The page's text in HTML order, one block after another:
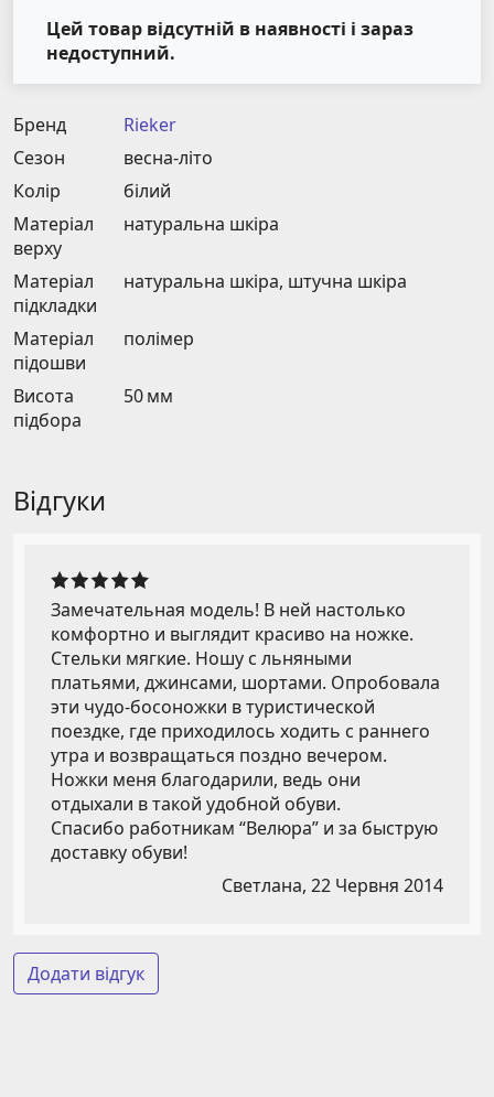
Цей товар відсутній в наявності і зараз
недоступний.
Бренд
Rieker
Сезон
весна-літо
Колір
білий
Матеріал
верху
натуральна шкіра
Матеріал
підкладки
натуральна шкіра, штучна шкіра
Матеріал
підошви
полімер
Висота
підбора
50 мм
Відгуки
Замечательная модель! В ней настолько
комфортно и выглядит красиво на ножке.
Стельки мягкие. Ношу с льняными
платьями, джинсами, шортами. Опробовала
эти чудо-босоножки в туристической
поездке, где приходилось ходить с раннего
утра и возвращаться поздно вечером.
Ножки меня благодарили, ведь они
отдыхали в такой удобной обуви.
Спасибо работникам “Велюра” и за быструю
доставку обуви!
Светлана, 22 Червня 2014
Додати відгук